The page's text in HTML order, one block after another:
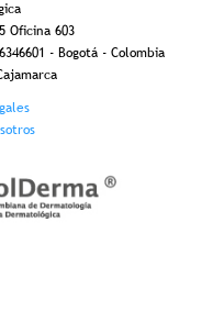
Oficina 603
- Bogotá - Colombia